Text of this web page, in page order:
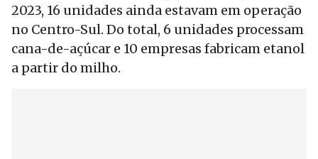
2023, 16 unidades ainda estavam em operação
no Centro-Sul. Do total, 6 unidades processam
cana-de-açúcar e 10 empresas fabricam etanol
a partir do milho.